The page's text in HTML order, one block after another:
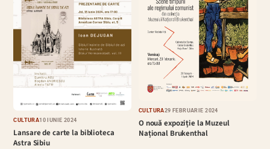
CULTURĂ10 IUNIE 2024
Lansare de carte la biblioteca
Astra Sibiu
CULTURĂ29 FEBRUARIE 2024
O nouă expoziție la Muzeul
Național Brukenthal